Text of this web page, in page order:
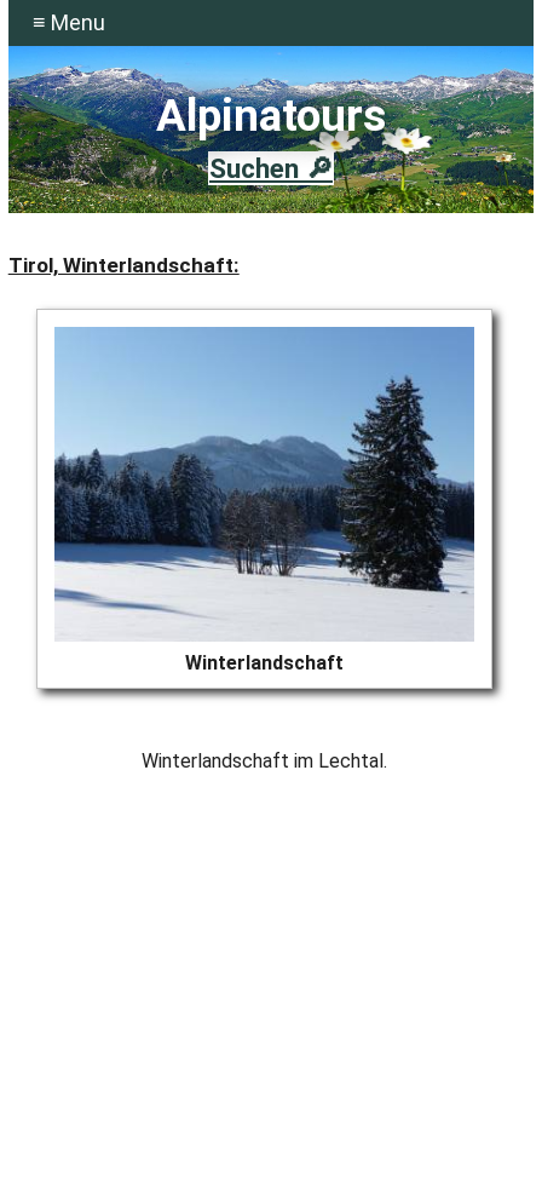
≡ Menu
Suchen 🔎
Alpinatours
Tirol, Winterlandschaft:
Winterlandschaft
Winterlandschaft im Lechtal.